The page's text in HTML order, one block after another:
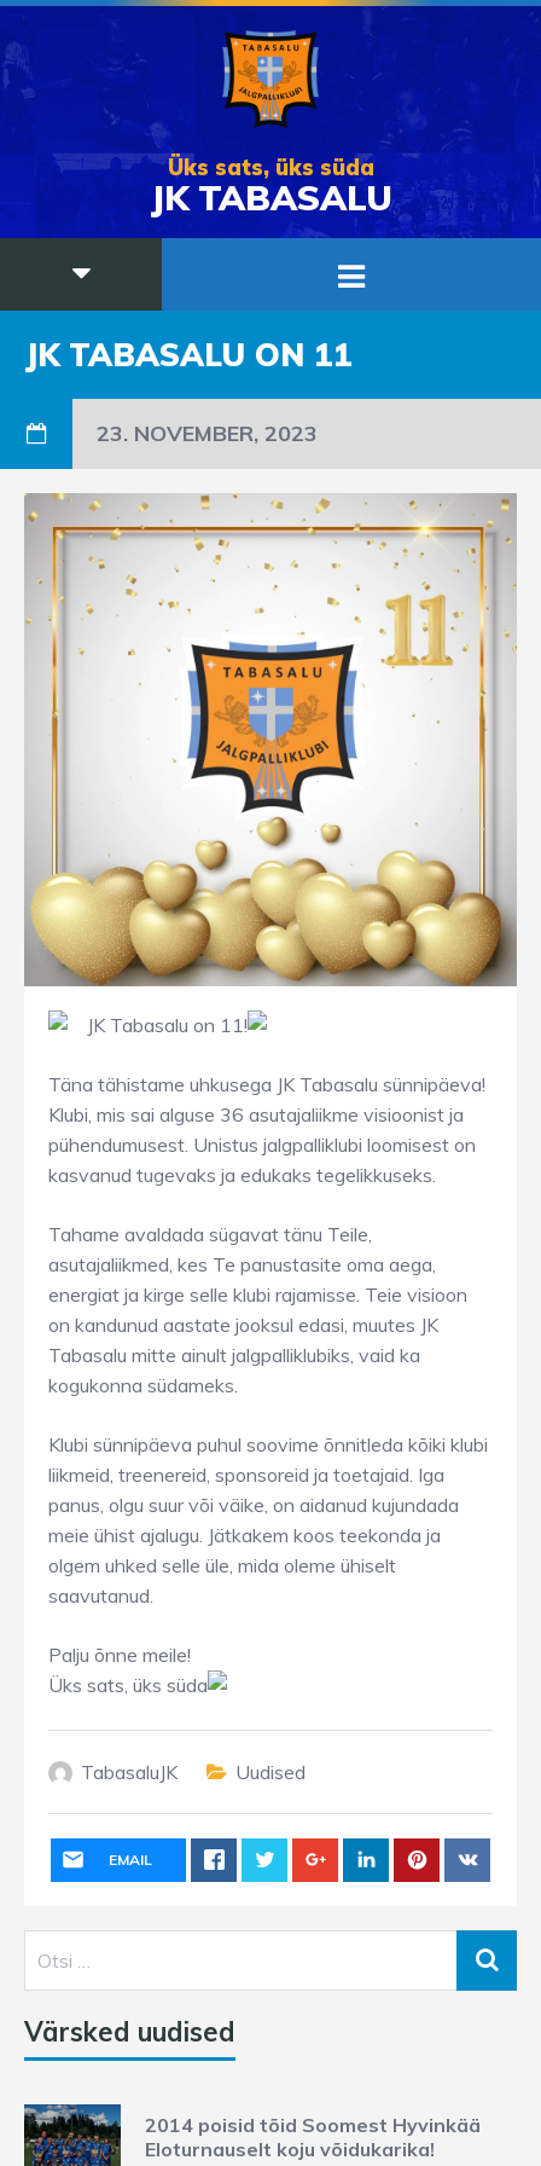
Üks sats, üks süda
JK TABASALU
JK TABASALU ON 11
23. NOVEMBER, 2023
JK Tabasalu on 11!
Täna tähistame uhkusega JK Tabasalu sünnipäeva!
Klubi, mis sai alguse 36 asutajaliikme visioonist ja
pühendumusest. Unistus jalgpalliklubi loomisest on
kasvanud tugevaks ja edukaks tegelikkuseks.
Tahame avaldada sügavat tänu Teile,
asutajaliikmed, kes Te panustasite oma aega,
energiat ja kirge selle klubi rajamisse. Teie visioon
on kandunud aastate jooksul edasi, muutes JK
Tabasalu mitte ainult jalgpalliklubiks, vaid ka
kogukonna südameks.
Klubi sünnipäeva puhul soovime õnnitleda kõiki klubi
liikmeid, treenereid, sponsoreid ja toetajaid. Iga
panus, olgu suur või väike, on aidanud kujundada
meie ühist ajalugu. Jätkakem koos teekonda ja
olgem uhked selle üle, mida oleme ühiselt
saavutanud.
Palju õnne meile!
Üks sats, üks süda
TabasaluJK Uudised
EMAIL
Värsked uudised
2014 poisid tõid Soomest Hyvinkää
Eloturnauselt koju võidukarika!